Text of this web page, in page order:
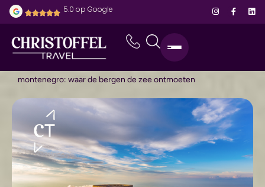
5.0 op Google
montenegro: waar de bergen de zee ontmoeten